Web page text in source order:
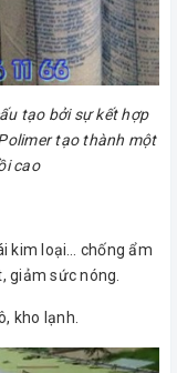
tạo bởi sự kết hợp
tạo thành một
cao
kim loại… chống ẩm
giảm sức nóng.
kho lạnh.